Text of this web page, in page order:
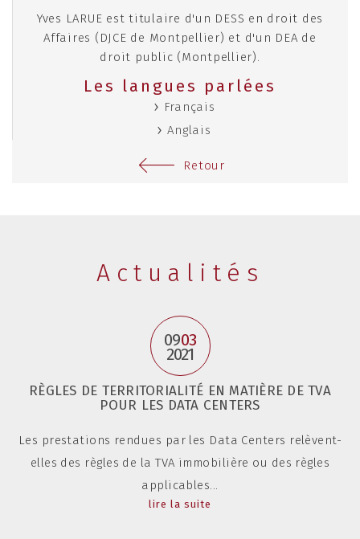
Yves LARUE est titulaire d'un DESS en droit des
Affaires (DJCE de Montpellier) et d'un DEA de
droit public (Montpellier).
Les langues parlées
Français
Anglais
Retour
Actualités
0903
2021
RÈGLES DE TERRITORIALITÉ EN MATIÈRE DE TVA
POUR LES DATA CENTERS
Les prestations rendues par les Data Centers relèvent-
elles des règles de la TVA immobilière ou des règles
applicables...
lire la suite